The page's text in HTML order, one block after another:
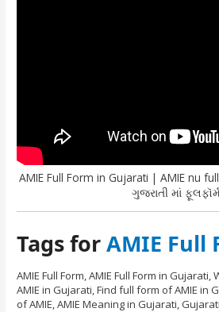
AMIE Full Form in Gujarati | AMIE nu
ગુજરાતી માં
Tags forAMIE Full
AMIE Full Form, AMIE Full Form in
AMIE in Gujarati, Find full form of AMIE in
of AMIE, AMIE Meaning in Gujarati,